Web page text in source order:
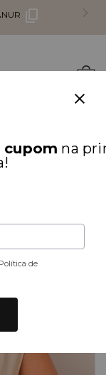
cupom na
Política de